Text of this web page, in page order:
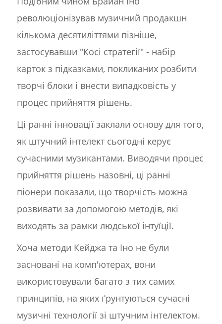
революціонізував музичний продакшн
кількома десятиліттями пізніше,
застосувавши "Косі стратегії" - набір
карток з підказками, покликаних розбити
творчі блоки і внести випадковість у
процес прийняття рішень.
Ці ранні інновації заклали основу для того,
як штучний інтелект сьогодні керує
сучасними музикантами. Виводячи процес
прийняття рішень назовні, ці ранні
піонери показали, що творчість можна
розвивати за допомогою методів, які
виходять за рамки людської інтуїції.
Хоча методи Кейджа та Іно не були
засновані на комп'ютерах, вони
використовували багато з тих самих
принципів, на яких ґрунтуються сучасні
музичні технології зі штучним інтелектом.